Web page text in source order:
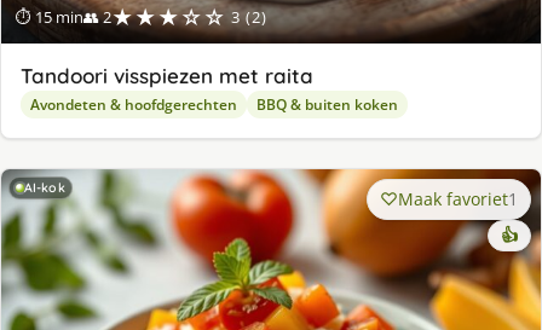
⏱ 15 min👥 2★★★☆☆ 3 (2)
Tandoori visspiezen met raita
Avondeten & hoofdgerechten BBQ & buiten koken
AI-kok Maak favoriet1
👍